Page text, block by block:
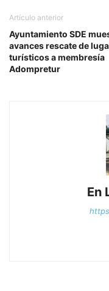
Artículo anterior
Ayuntamiento SDE
avances rescate de
turísticos a membresía
Adompretur
En